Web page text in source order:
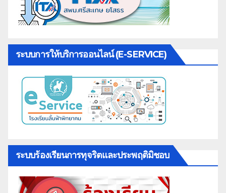
ระบบการให้บริการออนไลน์ (E-SERVICE)
ระบบร้องเรียนการทุจริตและประพฤติมิชอบ